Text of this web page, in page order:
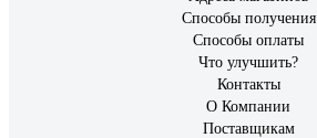
Способы получения
Способы оплаты
Что улучшить?
Контакты
О Компании
Поставщикам